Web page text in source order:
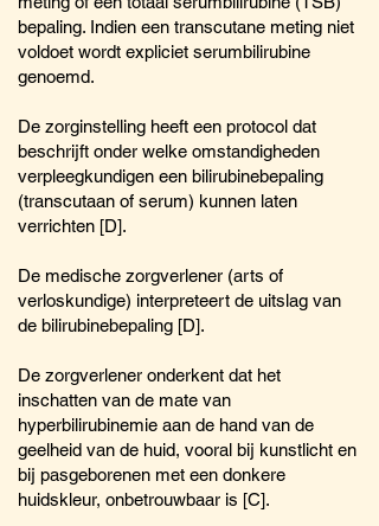
bepaling. Indien een transcutane meting niet
voldoet wordt expliciet serumbilirubine
genoemd.
De zorginstelling heeft een protocol dat
beschrijft onder welke omstandigheden
verpleegkundigen een bilirubinebepaling
(transcutaan of serum) kunnen laten
verrichten [D].
De medische zorgverlener (arts of
verloskundige) interpreteert de uitslag van
de bilirubinebepaling [D].
De zorgverlener onderkent dat het
inschatten van de mate van
hyperbilirubinemie aan de hand van de
geelheid van de huid, vooral bij kunstlicht en
bij pasgeborenen met een donkere
huidskleur, onbetrouwbaar is [C].